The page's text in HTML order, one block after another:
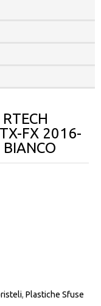
FX 2016-
, Plastiche Sfuse